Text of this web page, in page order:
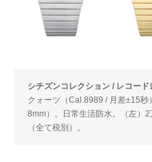
シチズンコレクション / レコー
クォーツ（Cal.8989 / 月差±15秒
8mm）。日常生活防水。（左）
（全て税別）。